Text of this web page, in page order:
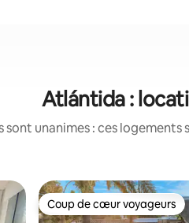
Atlántida :
sont unanimes : ces
Coup de cœur voyageurs
Coup de cœur voyageurs